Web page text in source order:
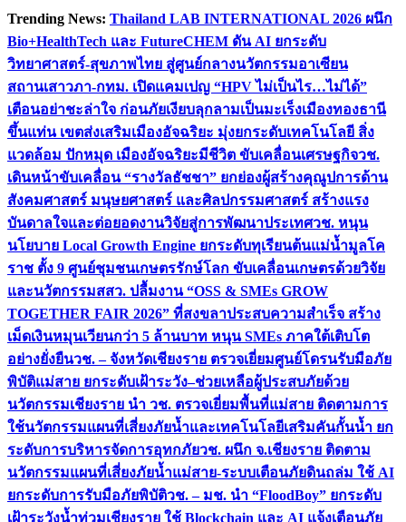
Skip
content
Trending News: Thailand LAB INTERNATIONAL 2026 ผนึก
Bio+HealthTech และ FutureCHEM ดัน AI ยกระดับ
วิทยาศาสตร์-สุขภาพไทย สู่ศูนย์กลางนวัตกรรมอาเซียน
สถานเสาวภา-กทม. เปิดแคมเปญ “HPV ไม่เป็นไร…ไม่ได้”
เตือนอย่าชะล่าใจ ก่อนภัยเงียบลุกลามเป็นมะเร็งเมืองทองธานี
ขึ้นแท่น เขตส่งเสริมเมืองอัจฉริยะ มุ่งยกระดับเทคโนโลยี สิ่ง
แวดล้อม ปักหมุด เมืองอัจฉริยะมีชีวิต ขับเคลื่อนเศรษฐกิจวช.
เดินหน้าขับเคลื่อน “รางวัลธัชชา” ยกย่องผู้สร้างคุณูปการด้าน
สังคมศาสตร์ มนุษยศาสตร์ และศิลปกรรมศาสตร์ สร้างแรง
บันดาลใจและต่อยอดงานวิจัยสู่การพัฒนาประเทศวช. หนุน
นโยบาย Local Growth Engine ยกระดับทุเรียนต้นแม่น้ำมูลโค
ราช ตั้ง 9 ศูนย์ชุมชนเกษตรรักษ์โลก ขับเคลื่อนเกษตรด้วยวิจัย
และนวัตกรรมสสว. ปลื้มงาน “OSS & SMEs GROW
TOGETHER FAIR 2026” ที่สงขลาประสบความสำเร็จ สร้าง
เม็ดเงินหมุนเวียนกว่า 5 ล้านบาท หนุน SMEs ภาคใต้เติบโต
อย่างยั่งยืนวช. – จังหวัดเชียงราย ตรวจเยี่ยมศูนย์โดรนรับมือภัย
พิบัติแม่สาย ยกระดับเฝ้าระวัง–ช่วยเหลือผู้ประสบภัยด้วย
นวัตกรรมเชียงราย นำ วช. ตรวจเยี่ยมพื้นที่แม่สาย ติดตามการ
ใช้นวัตกรรมแผนที่เสี่ยงภัยน้ำและเทคโนโลยีเสริมคันกั้นน้ำ ยก
ระดับการบริหารจัดการอุทกภัยวช. ผนึก จ.เชียงราย ติดตาม
นวัตกรรมแผนที่เสี่ยงภัยน้ำแม่สาย-ระบบเตือนภัยดินถล่ม ใช้ AI
ยกระดับการรับมือภัยพิบัติวช. – มช. นำ “FloodBoy” ยกระดับ
เฝ้าระวังน้ำท่วมเชียงราย ใช้ Blockchain และ AI แจ้งเตือนภัย